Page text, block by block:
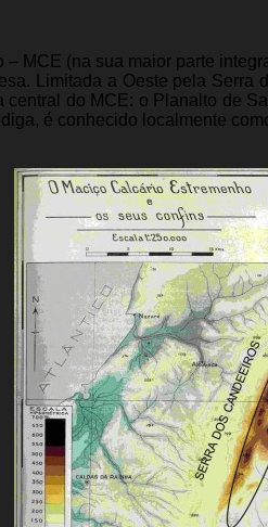
– MCE (na sua maior parte
Limitada a Oeste pela
central do MCE: o Planalto de
é conhecido localmente